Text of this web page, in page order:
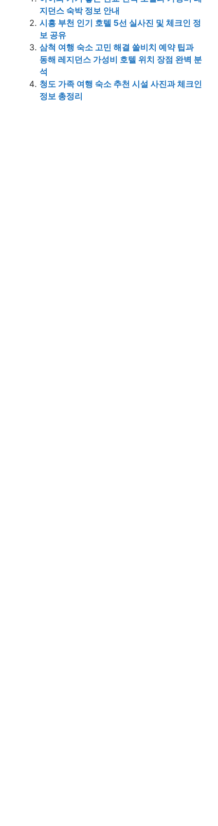
지던스 숙박 정보 안내
시흥 부천 인기 호텔 5선 실사진 및 체크인 정
보 공유
삼척 여행 숙소 고민 해결 쏠비치 예약 팁과
동해 레지던스 가성비 호텔 위치 장점 완벽 분
석
청도 가족 여행 숙소 추천 시설 사진과 체크인
정보 총정리